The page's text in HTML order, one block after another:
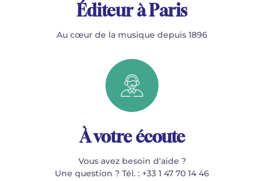
Éditeur à Paris
Au cœur de la musique depuis 1896
À votre écoute
Vous avez besoin d'aide ?
Une question ? Tél. : +33 1 47 70 14 46